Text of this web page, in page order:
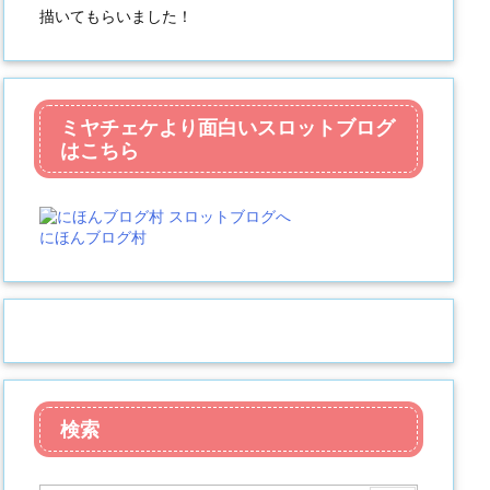
描いてもらいました！
ミヤチェケより面白いスロットブログ
はこちら
にほんブログ村
検索